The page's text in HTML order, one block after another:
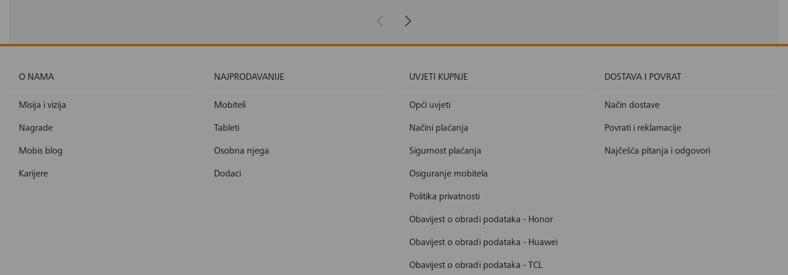
O NAMA
Misija i vizija
Nagrade
Mobis blog
Karijere
NAJPRODAVANIJE
Mobiteli
Tableti
Osobna njega
Dodaci
UVJETI KUPNJE
Opći uvjeti
Načini plaćanja
Sigurnost plaćanja
Osiguranje mobitela
Politika privatnosti
Obavijest o obradi podataka - Honor
Obavijest o obradi podataka - Huawei
Obavijest o obradi podataka - TCL
DOSTAVA I POVRAT
Način dostave
Povrati i reklamacije
Najčešća pitanja i odgovori